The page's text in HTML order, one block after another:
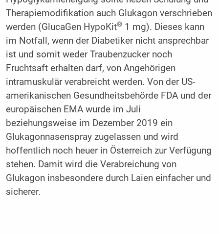
Therapiemodifikation auch Glukagon verschrieben
werden (GlucaGen HypoKit®1 mg). Dieses kann
im Notfall, wenn der Diabetiker nicht ansprechbar
ist und somit weder Traubenzucker noch
Fruchtsaft erhalten darf, von Angehörigen
intramuskulär verabreicht werden. Von der US-
amerikanischen Gesundheitsbehörde FDA und der
europäischen EMA wurde im Juli
beziehungsweise im Dezember 2019 ein
Glukagonnasenspray zugelassen und wird
hoffentlich noch heuer in Österreich zur Verfügung
stehen. Damit wird die Verabreichung von
Glukagon insbesondere durch Laien einfacher und
sicherer.